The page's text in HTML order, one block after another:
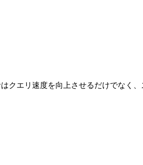
クエリ速度を向上させるだけでなく